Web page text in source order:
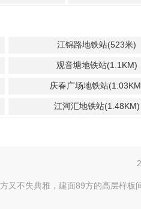
江锦路地铁站(523米)
观音塘地铁站(1.1KM)
庆春广场地铁站
江河汇地铁站(1.48KM)
又不失典雅，建面89方的高层样板